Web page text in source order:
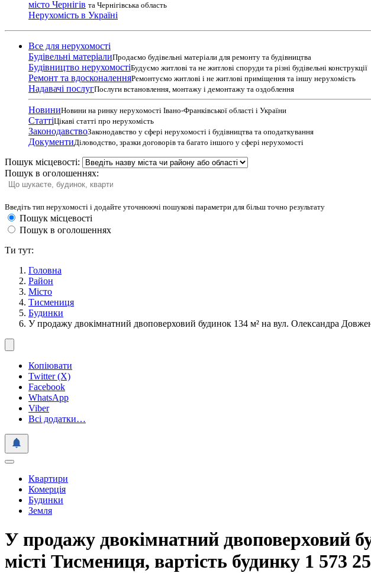
місто Чернігів та Чернігівська область
Нерухомість в Україні
Все для нерухомості
Будівельні матеріалиПродаємо будівельні матеріали для ремонту та будівництва
Будівництво нерухомостіБудуємо житлові та не житлові споруди та різні будівельні конструкції
Ремонт та вдосконаленняРемонтуємо житлові і не житлові приміщення та іншу нерухомість
Надавачі послугПослуги встановлення, монтажу і демонтажу та оздоблення
НовиниНовини на ринку нерухомості Івано-Франківської області і України
СтаттіЦікаві статті про нерухомість
ЗаконодавствоЗаконодавство у сфері нерухомості і будівництва та оподаткування
ДокументиДіловодство, зразки договорів та багато іншого у сфері нерухомості
Пошук місцевості:
Пошук в оголошеннях:
Введіть тип нерухомості і додайте уточнюючі пошукові параметри для більш точно результату
Пошук місцевості
Пошук в оголошеннях
Ти тут:
Головна
Район
Місто
Тисмениця
Будинки
У продажу двокімнатний двоповерховий будинок 134 м² на вул. Олександра
Копіювати
Twitter (X)
Facebook
WhatsApp
Viber
Всі додатки…
Квартири
Комерція
Будинки
Земля
У продажу двокімнатний двоповерховий
місті Тисмениця, вартість будинку 1 573